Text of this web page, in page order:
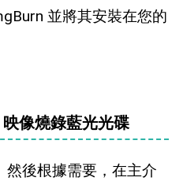
並將其安裝在您的
像燒錄藍光光碟
然後根據需要，在主介